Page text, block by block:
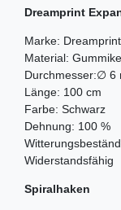
Dreamprint
Marke: Dreamprint
Material:
Durchmesser:∅ 6
Länge: 100 cm
Farbe: Schwarz
Dehnung: 100 %
Widerstandsfähig
Spiralhaken